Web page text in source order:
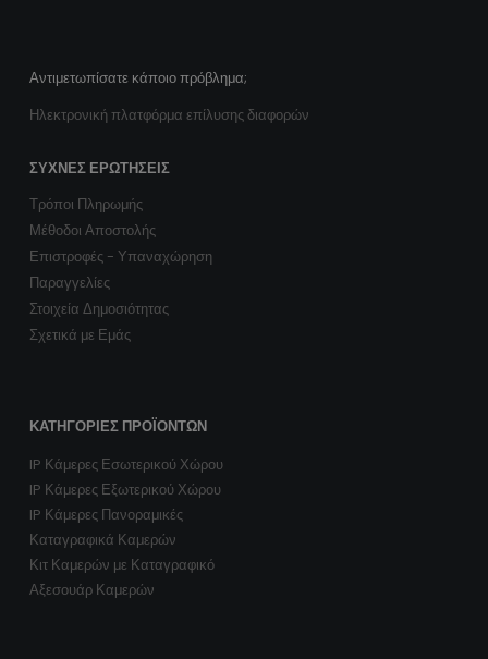
Αντιμετωπίσατε κάποιο πρόβλημα;
Ηλεκτρονική πλατφόρμα επίλυσης διαφορών
ΣΥΧΝΈΣ ΕΡΩΤΉΣΕΙΣ
Τρόποι Πληρωμής
Μέθοδοι Αποστολής
Επιστροφές - Υπαναχώρηση
Παραγγελίες
Στοιχεία Δημοσιότητας
Σχετικά με Εμάς
ΚΑΤΗΓΟΡΊΕΣ ΠΡΟΪΌΝΤΩΝ
IP Κάμερες Εσωτερικού Χώρου
IP Κάμερες Εξωτερικού Χώρου
IP Κάμερες Πανοραμικές
Καταγραφικά Καμερών
Κιτ Καμερών με Καταγραφικό
Αξεσουάρ Καμερών